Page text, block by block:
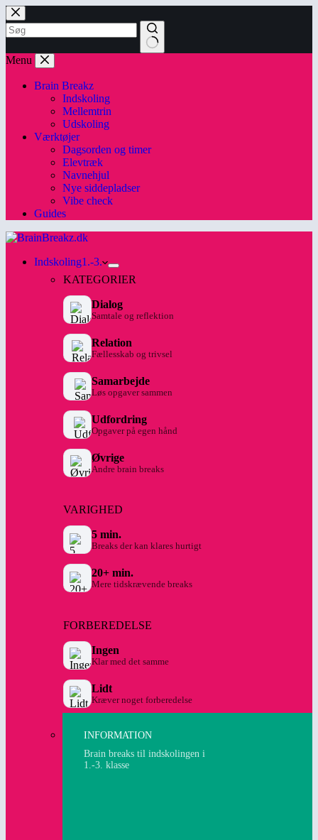
Skip
to
content
No
Menu
Brain Breakz
Indskoling
Mellemtrin
Udskoling
Værktøjer
Dagsorden og timer
Elevtræk
Navnehjul
Nye siddepladser
Vibe check
Guides
Indskoling1.-3.
KATEGORIER
Dialog
Samtale og reflektion
Relation
Fællesskab og trivsel
Samarbejde
Løs opgaver sammen
Udfordring
Opgaver på egen hånd
Øvrige
Andre brain breaks
VARIGHED
5 min.
Breaks der kan klares hurtigt
20+ min.
Mere tidskrævende breaks
FORBEREDELSE
Ingen
Klar med det samme
Lidt
Kræver noget forberedelse
INFORMATION
Brain breaks til indskolingen i
1.-3. klasse